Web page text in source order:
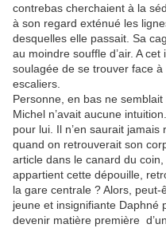
contrebas cherchaient à la
à son regard exténué les
desquelles elle passait. Sa
au moindre souffle d’air. A
soulagée de se trouver face
escaliers.
Personne, en bas ne semblait
Michel n’avait aucune
pour lui. Il n’en saurait jamais
quand on retrouverait son
article dans le canard du
appartient cette dépouille,
la gare centrale ? Alors,
jeune et insignifiante Daphné
devenir matière première